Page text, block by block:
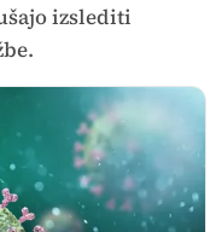
izslediti